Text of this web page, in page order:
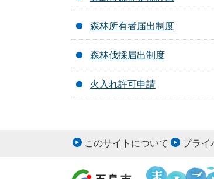
森林所有者届出制度
森林伐採届出制度
火入れ許可申請
このサイトについて プライ